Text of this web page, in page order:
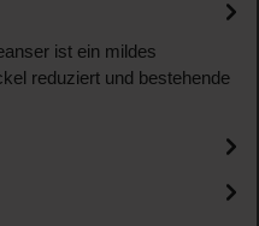
ist ein mildes
reduziert und bestehende